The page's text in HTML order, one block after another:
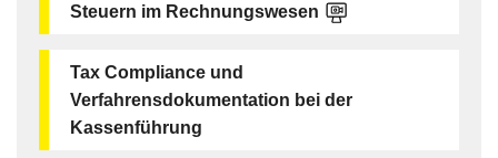
Steuern im Rechnungswesen
Tax Compliance und
Verfahrensdokumentation bei der
Kassenführung